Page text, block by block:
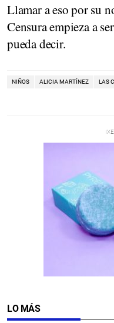
Llamar a eso por su
Censura empieza a
pueda decir.
NIÑOS ALICIA MARTÍNEZ LAS
LO MÁS